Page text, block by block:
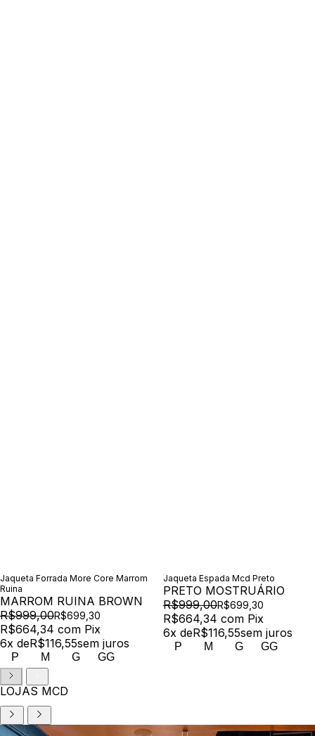
Jaqueta Forrada More Core Marrom
Ruina
MARROM RUINA BROWN
R$999,00R$699,30
R$664,34 com Pix
6x deR$116,55sem juros
P M G GG
Jaqueta Espada Mcd Preto
PRETO MOSTRUÁRIO
R$999,00R$699,30
R$664,34 com Pix
6x deR$116,55sem juros
P M G GG
LOJAS MCD